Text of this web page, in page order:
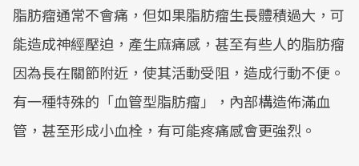
脂肪瘤通常不會痛，但如果脂肪瘤生長體積過大，可
能造成神經壓迫，產生麻痛感，甚至有些人的脂肪瘤
因為長在關節附近，使其活動受阻，造成行動不便。
有一種特殊的「血管型脂肪瘤」，內部構造佈滿血
管，甚至形成小血栓，有可能疼痛感會更強烈。